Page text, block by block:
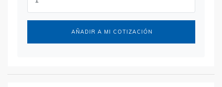
AÑADIR A MI COTIZACIÓN